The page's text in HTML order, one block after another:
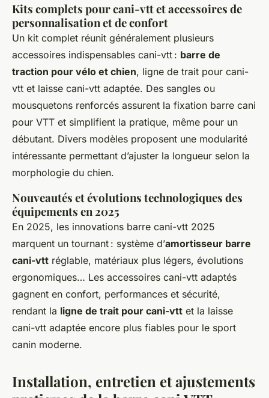
Kits complets pour cani-vtt et accessoires de
personnalisation et de confort
Un kit complet réunit généralement plusieurs
accessoires indispensables cani-vtt : barre de
traction pour vélo et chien, ligne de trait pour cani-
vtt et laisse cani-vtt adaptée. Des sangles ou
mousquetons renforcés assurent la fixation barre cani
pour VTT et simplifient la pratique, même pour un
débutant. Divers modèles proposent une modularité
intéressante permettant d’ajuster la longueur selon la
morphologie du chien.
Nouveautés et évolutions technologiques des
équipements en 2025
En 2025, les innovations barre cani-vtt 2025
marquent un tournant : système d’amortisseur barre
cani-vtt réglable, matériaux plus légers, évolutions
ergonomiques… Les accessoires cani-vtt adaptés
gagnent en confort, performances et sécurité,
rendant la ligne de trait pour cani-vtt et la laisse
cani-vtt adaptée encore plus fiables pour le sport
canin moderne.
Installation, entretien et ajustements